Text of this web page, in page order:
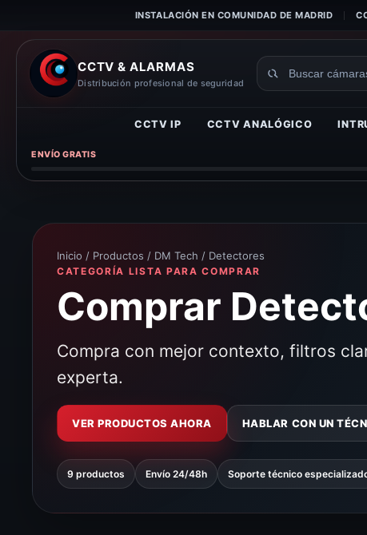
INSTALACIÓN EN COMUNIDAD DE MADRID
CCTV & ALARMAS
Distribución profesional de seguridad
Buscar
CCTV IP CCTV ANALÓGICO
ENVÍO GRATIS
Inicio / Productos / DM Tech / Detectores
CATEGORÍA LISTA PARA COMPRAR
Comprar
Compra con mejor contexto, filtros
experta.
VER PRODUCTOS AHORA HABLAR CON UN
9 productos Envío 24/48h Soporte técnico